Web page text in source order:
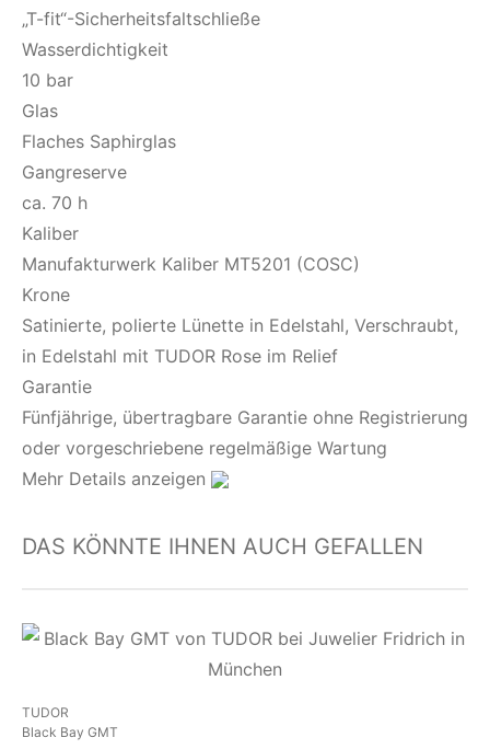
„T-fit“-Sicherheitsfaltschließe
Wasserdichtigkeit
10 bar
Glas
Flaches Saphirglas
Gangreserve
ca. 70 h
Kaliber
Manufakturwerk Kaliber MT5201 (COSC)
Krone
Satinierte, polierte Lünette in Edelstahl, Verschraubt,
in Edelstahl mit TUDOR Rose im Relief
Garantie
Fünfjährige, übertragbare Garantie ohne Registrierung
oder vorgeschriebene regelmäßige Wartung
Mehr Details anzeigen
DAS KÖNNTE IHNEN AUCH GEFALLEN
TUDOR
Black Bay GMT